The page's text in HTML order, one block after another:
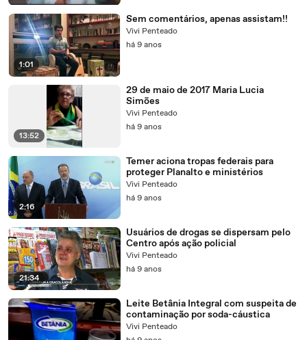
1:01
Sem comentários, apenas assistam!!
Vivi Penteado
há 9 anos
13:52
29 de maio de 2017 Maria Lucia
Simões
Vivi Penteado
há 9 anos
2:16
Temer aciona tropas federais para
proteger Planalto e ministérios
Vivi Penteado
há 9 anos
21:34
Usuários de drogas se dispersam pelo
Centro após ação policial
Vivi Penteado
há 9 anos
Leite Betânia Integral com suspeita de
contaminação por soda-cáustica
Vivi Penteado